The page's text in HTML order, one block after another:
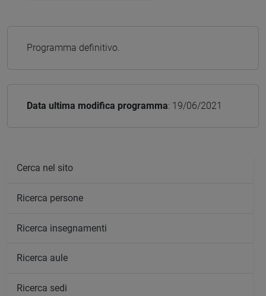
Programma definitivo.
Data ultima modifica programma: 19/06/2021
Cerca nel sito
Ricerca persone
Ricerca insegnamenti
Ricerca aule
Ricerca sedi